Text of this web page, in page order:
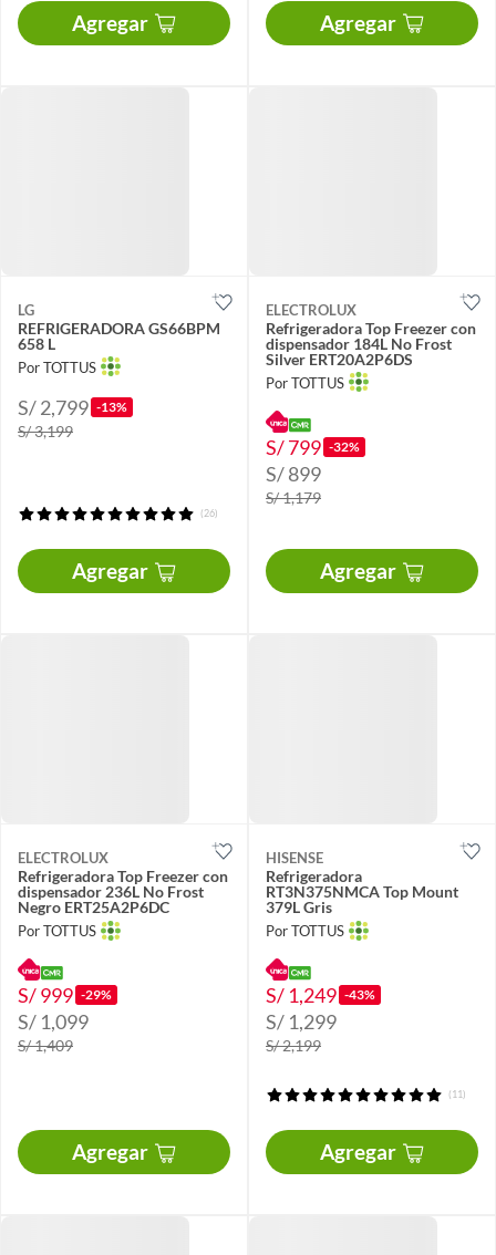
Agregar Agregar
LG
REFRIGERADORA GS66BPM
658 L
Por TOTTUS
S/ 2,799 -13%
S/ 3,199
(26)
Agregar
ELECTROLUX
Refrigeradora Top Freezer con
dispensador 184L No Frost
Silver ERT20A2P6DS
Por TOTTUS
S/ 799 -32%
S/ 899
S/ 1,179
Agregar
ELECTROLUX
Refrigeradora Top Freezer con
dispensador 236L No Frost
Negro ERT25A2P6DC
Por TOTTUS
S/ 999 -29%
S/ 1,099
S/ 1,409
Agregar
HISENSE
Refrigeradora
RT3N375NMCA Top Mount
379L Gris
Por TOTTUS
S/ 1,249 -43%
S/ 1,299
S/ 2,199
(11)
Agregar